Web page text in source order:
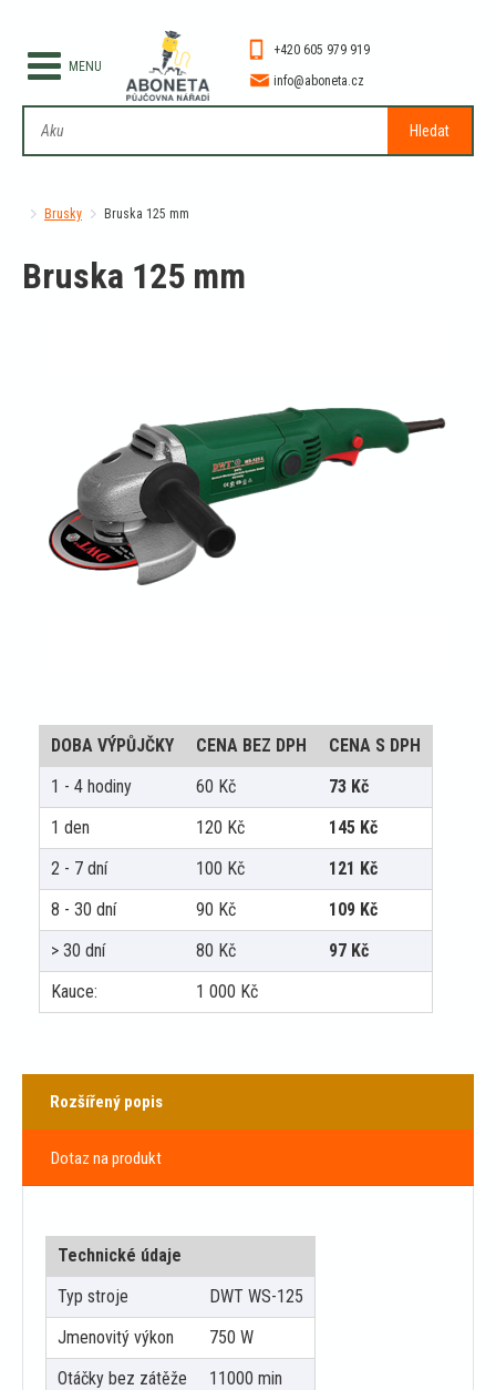
Hledat
+420 605 979 919
info@aboneta.cz
Brusky Bruska 125 mm
Bruska 125 mm
DOBA VÝPŮJČKY CENA BEZ DPH
CENA S DPH
1 - 4 hodiny
60 Kč 73 Kč
1 den
120 Kč 145 Kč
2 - 7 dní
100 Kč 121 Kč
8 - 30 dní
90 Kč 109 Kč
> 30 dní
80 Kč 97 Kč
Kauce:
1 000 Kč
Rozšířený popis
Dotaz na produkt
Technické údaje
Typ stroje
DWT WS-125
Jmenovitý výkon
750 W
Otáčky bez zátěže
11000 min